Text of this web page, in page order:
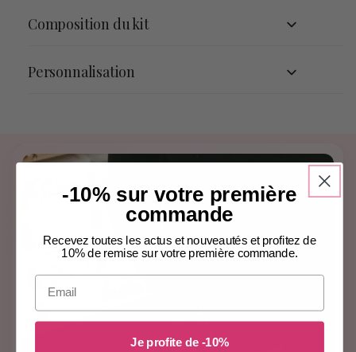
Composition du kit
Personnalisation
-10% sur votre première
commande
Recevez toutes les actus et nouveautés et profitez de
10% de remise sur votre première commande.
Email
Je profite de -10%